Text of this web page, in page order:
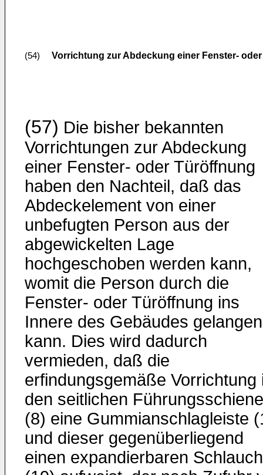
(54) Vorrichtung zur Abdeckung einer Fenster-
(57) Die bisher bekannten
Vorrichtungen zur Abdeckung
einer Fenster- oder Türöffnung
haben den Nachteil, daß das
Abdeckelement von einer
unbefugten Person aus der
abgewickelten Lage
hochgeschoben werden kann,
womit die Person durch die
Fenster- oder Türöffnung ins
Innere des Gebäudes gelangen
kann. Dies wird dadurch
vermieden, daß die
erfindungsgemäße Vorrichtung
den seitlichen
(8) eine Gummianschlagleiste
und dieser gegenüberliegend
einen expandierbaren Schlauch